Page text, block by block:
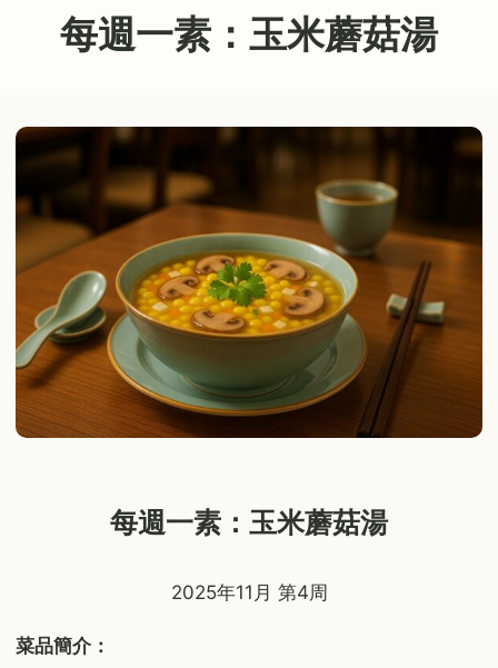
每週一素：玉米蘑菇湯
每週一素：玉米蘑菇湯
2025年11月 第4周
菜品簡介：